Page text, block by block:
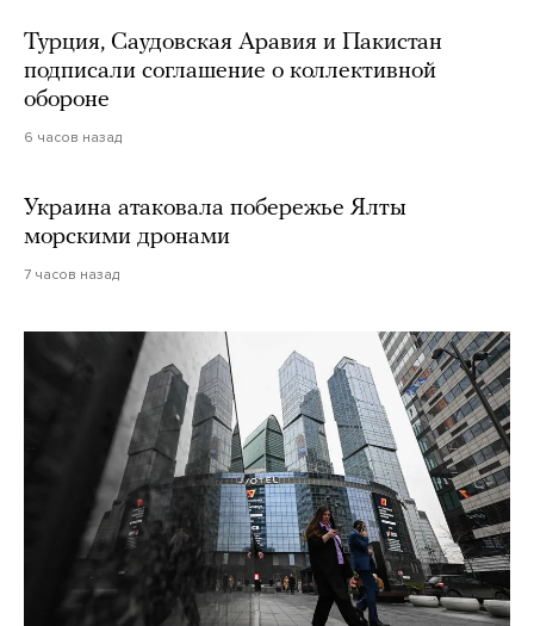
Турция, Саудовская Аравия и Пакистан
подписали соглашение о коллективной
обороне
6 часов назад
Украина атаковала побережье Ялты
морскими дронами
7 часов назад